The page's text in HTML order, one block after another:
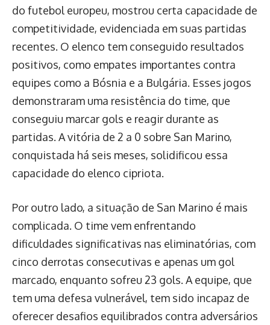
do futebol europeu, mostrou certa capacidade de
competitividade, evidenciada em suas partidas
recentes. O elenco tem conseguido resultados
positivos, como empates importantes contra
equipes como a Bósnia e a Bulgária. Esses jogos
demonstraram uma resistência do time, que
conseguiu marcar gols e reagir durante as
partidas. A vitória de 2 a 0 sobre San Marino,
conquistada há seis meses, solidificou essa
capacidade do elenco cipriota.
Por outro lado, a situação de San Marino é mais
complicada. O time vem enfrentando
dificuldades significativas nas eliminatórias, com
cinco derrotas consecutivas e apenas um gol
marcado, enquanto sofreu 23 gols. A equipe, que
tem uma defesa vulnerável, tem sido incapaz de
oferecer desafios equilibrados contra adversários